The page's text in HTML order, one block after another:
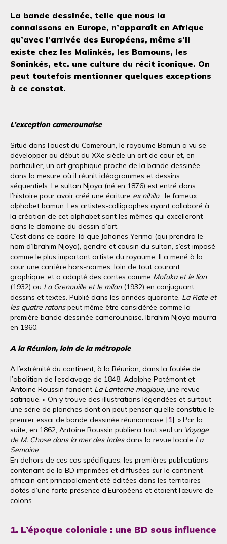
La bande dessinée, telle que nous la
connaissons en Europe, n’apparaît en Afrique
qu’avec l’arrivée des Européens, même s’il
existe chez les Malinkés, les Bamouns, les
Soninkés, etc. une culture du récit iconique. On
peut toutefois mentionner quelques exceptions
à ce constat.
L’exception camerounaise
Situé dans l’ouest du Cameroun, le royaume Bamun a vu se
développer au début du XXe siècle un art de cour et, en
particulier, un art graphique proche de la bande dessinée
dans la mesure où il réunit idéogrammes et dessins
séquentiels. Le sultan Njoya (né en 1876) est entré dans
l’histoire pour avoir créé une écriture ex nihilo: le fameux
alphabet bamun. Les artistes-calligraphes ayant collaboré à
la création de cet alphabet sont les mêmes qui excelleront
dans le domaine du dessin d’art.
C’est dans ce cadre-là que Johanes Yerima (qui prendra le
nom d’Ibrahim Njoya), gendre et cousin du sultan, s’est imposé
comme le plus important artiste du royaume. Il a mené à la
cour une carrière hors-normes, loin de tout courant
graphique, et a adapté des contes comme Mofuka et le lion
(1932) ou La Grenouille et le milan(1932) en conjuguant
dessins et textes. Publié dans les années quarante, La Rate et
les quatre ratonspeut même être considérée comme la
première bande dessinée camerounaise. Ibrahim Njoya mourra
en 1960.
A la Réunion, loin de la métropole
A l’extrémité du continent, à la Réunion, dans la foulée de
l’abolition de l’esclavage de 1848, Adolphe Potémont et
Antoine Roussin fondent La Lanterne magique, une revue
satirique. « On y trouve des illustrations légendées et surtout
une série de planches dont on peut penser qu’elle constitue le
premier essai de bande dessinée réunionnaise [1]. » Par la
suite, en 1862, Antoine Roussin publiera tout seul un Voyage
de M. Chose dans la mer des Indesdans la revue locale La
Semaine.
En dehors de ces cas spécifiques, les premières publications
contenant de la BD imprimées et diffusées sur le continent
africain ont principalement été éditées dans les territoires
dotés d’une forte présence d’Européens et étaient l’œuvre de
colons.
1. L’époque coloniale : une BD sous influence